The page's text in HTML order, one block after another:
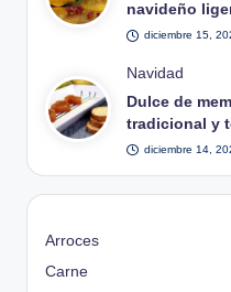
navideño
diciembre 15,
Publicado
en
Navidad
Dulce de
tradicional y
diciembre 14,
Arroces
Carne